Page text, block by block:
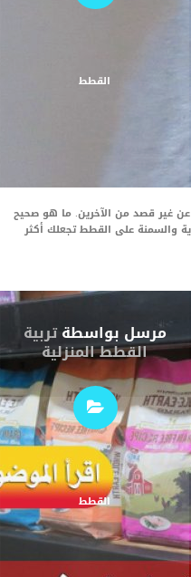
القطط
عن غير قصد من الآخرين. ما هو صحيح
والسمنة على القطط تجعلك أكثر
مرسل بواسطةتربية
القطط المنزلية
القطط